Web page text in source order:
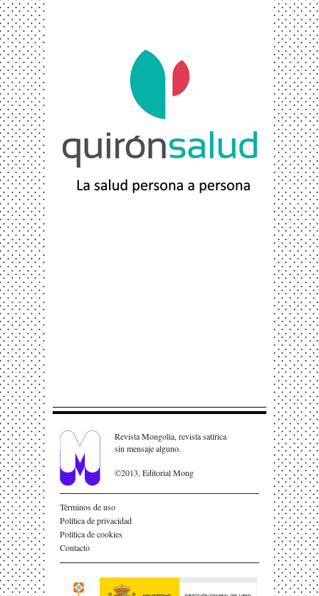
Revista Mongolia, revista satírica
sin mensaje alguno.
©2013, Editorial Mong
Términos de uso
Política de privacidad
Política de cookies
Contacto